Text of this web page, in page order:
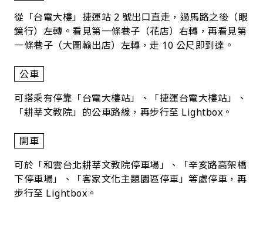
從「台電大樓」捷運站 2 號出口直走，過馬路之後（眼
鏡行）左轉。看見第一條巷子（花店）右轉，再看見第
一條巷子（大圖輸出店）左轉，走 10 公尺即到達。
公車
可搭乘有停靠「台電大樓站」、「捷運台電大樓站」、
「耕莘文教院」的公車路線，再步行至 Lightbox。
開車
可於「和雲台北耕莘文教院停車場」、「辛亥路高架橋
下停車場」、「客家文化主題園區停車」等處停車，再
步行至 Lightbox。